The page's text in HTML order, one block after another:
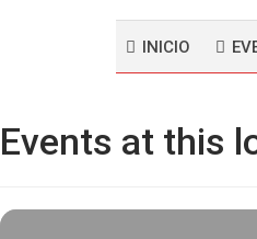
INICIO
Events at this